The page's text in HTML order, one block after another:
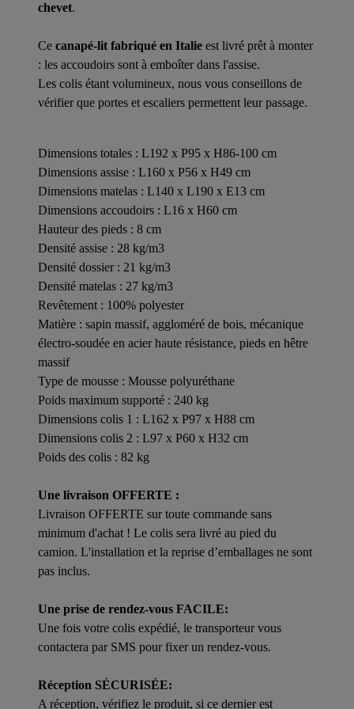
chevet.
Ce canapé-lit fabriqué en Italie est livré prêt à monter
: les accoudoirs sont à emboîter dans l'assise.
Les colis étant volumineux, nous vous conseillons de
vérifier que portes et escaliers permettent leur passage.
Dimensions totales : L192 x P95 x H86-100 cm
Dimensions assise : L160 x P56 x H49 cm
Dimensions matelas : L140 x L190 x E13 cm
Dimensions accoudoirs : L16 x H60 cm
Hauteur des pieds : 8 cm
Densité assise : 28 kg/m3
Densité dossier : 21 kg/m3
Densité matelas : 27 kg/m3
Revêtement : 100% polyester
Matière : sapin massif, aggloméré de bois, mécanique
électro-soudée en acier haute résistance, pieds en hêtre
massif
Type de mousse : Mousse polyuréthane
Poids maximum supporté : 240 kg
Dimensions colis 1 : L162 x P97 x H88 cm
Dimensions colis 2 : L97 x P60 x H32 cm
Poids des colis : 82 kg
Une livraison OFFERTE :
Livraison OFFERTE sur toute commande sans
minimum d'achat ! Le colis sera livré au pied du
camion. L'installation et la reprise d’emballages ne sont
pas inclus.
Une prise de rendez-vous FACILE:
Une fois votre colis expédié, le transporteur vous
contactera par SMS pour fixer un rendez-vous.
Réception SÉCURISÉE:
A réception, vérifiez le produit, si ce dernier est